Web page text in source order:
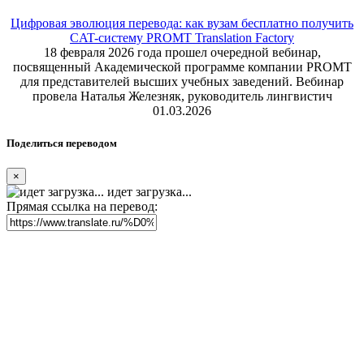
Цифровая эволюция перевода: как вузам бесплатно получить
CAT-систему PROMT Translation Factory
18 февраля 2026 года прошел очередной вебинар,
посвященный Академической программе компании PROMT
для представителей высших учебных заведений. Вебинар
провела Наталья Железняк, руководитель лингвистич
01.03.2026
Поделиться переводом
×
идет загрузка...
Прямая ссылка на перевод: